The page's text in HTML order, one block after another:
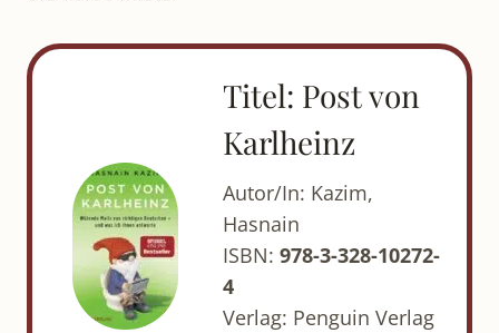
Titel: Post von
Karlheinz
Autor/In: Kazim,
Hasnain
ISBN: 978-3-328-10272-
4
Verlag: Penguin Verlag